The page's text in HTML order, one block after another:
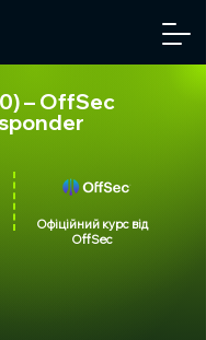
– OffSec
Офіційний курс від
OffSec